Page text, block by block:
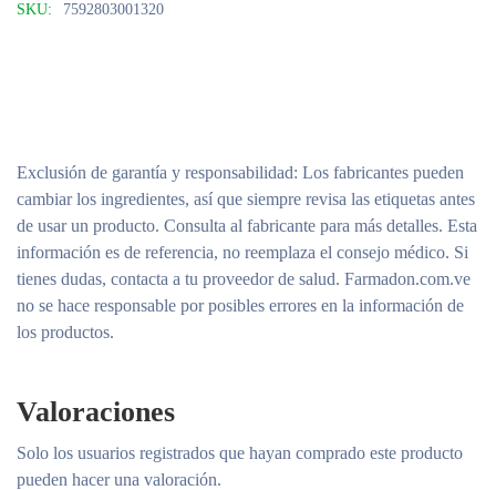
SKU:
7592803001320
Exclusión de garantía y responsabilidad: Los fabricantes pueden
cambiar los ingredientes, así que siempre revisa las etiquetas antes
de usar un producto. Consulta al fabricante para más detalles. Esta
información es de referencia, no reemplaza el consejo médico. Si
tienes dudas, contacta a tu proveedor de salud. Farmadon.com.ve
no se hace responsable por posibles errores en la información de
los productos.
Valoraciones
Solo los usuarios registrados que hayan comprado este producto
pueden hacer una valoración.